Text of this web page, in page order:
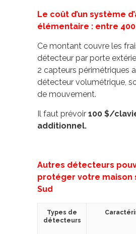
Le coût d’un système
élémentaire : entre
Ce montant couvre les
détecteur par porte
2 capteurs périmétriques
détecteur volumétrique,
de mouvement.
Il faut prévoir 100 $/
additionnel.
Autres détecteurs
protéger votre maison
Sud
Types de
détecteurs